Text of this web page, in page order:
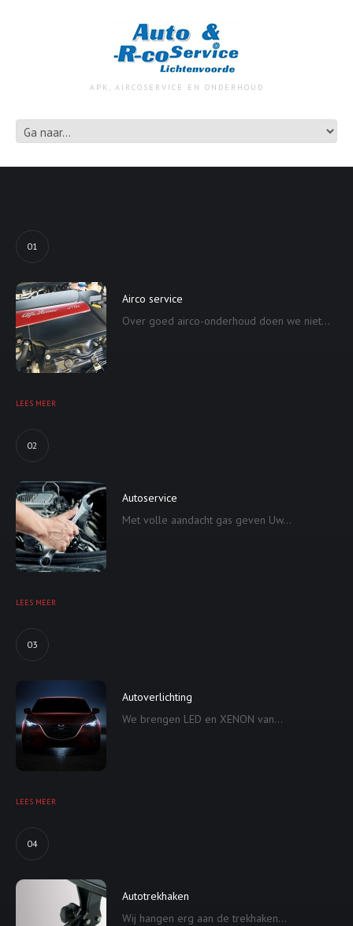
APK, AIRCOSERVICE EN ONDERHOUD
01
Airco service
Over goed airco-onderhoud doen we niet...
LEES MEER
02
Autoservice
Met volle aandacht gas geven Uw...
LEES MEER
03
Autoverlichting
We brengen LED en XENON van...
LEES MEER
04
Autotrekhaken
Wij hangen erg aan de trekhaken...